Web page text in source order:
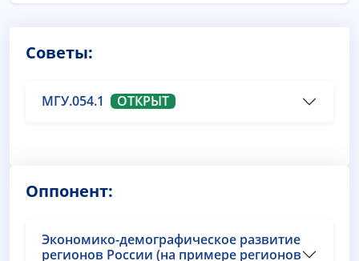
Советы:
МГУ.054.1 ОТКРЫТ
Оппонент:
Экономико-демографическое развитие
регионов России (на примере регионов